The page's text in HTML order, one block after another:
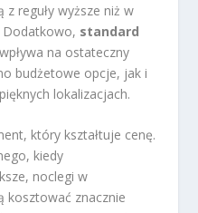
reguły wyższe niż w
Dodatkowo, standard
na ostateczny
budżetowe opcje, jak i
lokalizacjach.
który kształtuje cenę.
kiedy
noclegi w
kosztować znacznie